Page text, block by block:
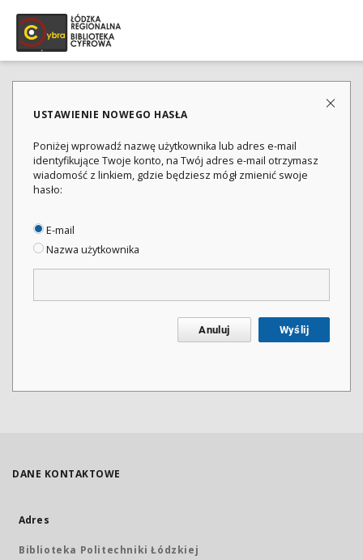
USTAWIENIE NOWEGO HASŁA
Poniżej wprowadź nazwę użytkownika lub adres e-mail
identyfikujące Twoje konto, na Twój adres e-mail otrzymasz
wiadomość z linkiem, gdzie będziesz mógł zmienić swoje
hasło:
E-mail
Nazwa użytkownika
Anuluj Wyślij
DANE KONTAKTOWE
Adres
Biblioteka Politechniki Łódzkiej